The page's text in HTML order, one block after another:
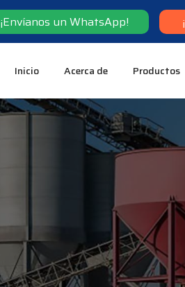
¡Envíanos un WhatsApp!
Inicio Acerca de Productos